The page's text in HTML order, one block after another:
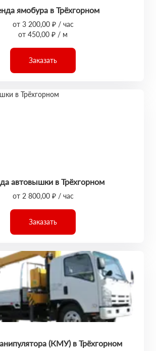
ямобура в Трёхгорном
от 3 200,00 ₽ / час
от 450,00 ₽ / м
Заказать
автовышки в Трёхгорном
от 2 800,00 ₽ / час
Заказать
(КМУ) в Трёхгорном